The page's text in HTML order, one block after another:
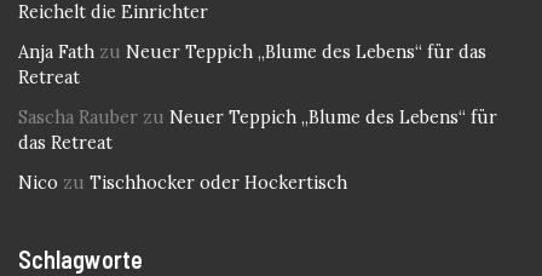
Reichelt die Einrichter
Anja Fath zu Neuer Teppich „Blume des Lebens“ für das
Retreat
Sascha Rauber zu Neuer Teppich „Blume des Lebens“ für
das Retreat
Nico zu Tischhocker oder Hockertisch
Schlagworte